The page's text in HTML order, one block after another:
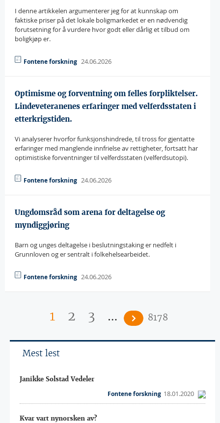
I denne artikkelen argumenterer jeg for at kunnskap om
faktiske priser på det lokale boligmarkedet er en nødvendig
forutsetning for å vurdere hvor godt eller dårlig et tilbud om
boligkjøp er.
Fontene forskning 24.06.2026
Optimisme og forventning om felles forpliktelser.
Lindeveteranenes erfaringer med velferdsstaten i
etterkrigstiden.
Vi analyserer hvorfor funksjonshindrede, til tross for gjentatte
erfaringer med manglende innfrielse av rettigheter, fortsatt har
optimistiske forventninger til velferdsstaten (velferdsutopi).
Fontene forskning 24.06.2026
Ungdomsråd som arena for deltagelse og
myndiggjøring
Barn og unges deltagelse i beslutningstaking er nedfelt i
Grunnloven og er sentralt i folkehelsearbeidet.
Fontene forskning 24.06.2026
1 2 3 … 8178
Mest lest
Janikke Solstad Vedeler
Fontene forskning 18.01.2020
Kvar vart nynorsken av?